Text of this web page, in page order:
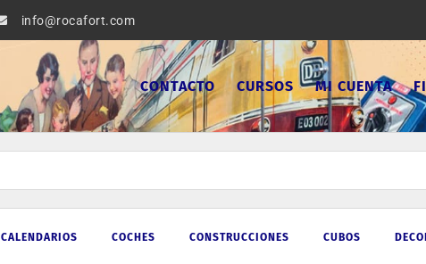
info@rocafort.com
CONTACTO CURSOS MI CUENTA
CALENDARIOS COCHES CONSTRUCCIONES CUBOS